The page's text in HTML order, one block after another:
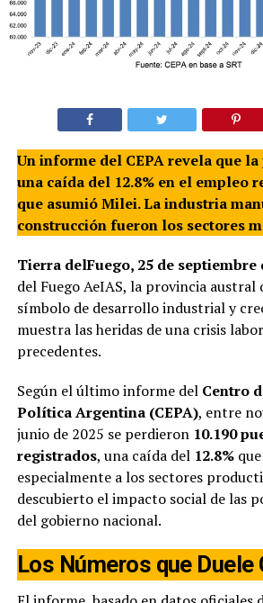
Un informe del CEPA revela que
una caída del 12.8% en el empleo
que asumió Milei. La industria
construcción fueron los sectores
Tierra delFuego, 25 de septiembre
del Fuego AeIAS, la provincia austral
símbolo de desarrollo industrial y
muestra las heridas de una crisis
precedentes.
Según el último informe del Centro
Política Argentina (CEPA), entre
junio de 2025 se perdieron 10.190
registrados, una caída del 12.8%
especialmente a los sectores
descubierto el impacto social de las
del gobierno nacional.
Los Números que Duele